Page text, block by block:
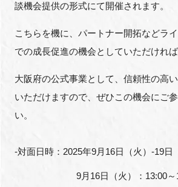
談機会提供の形式にて開催されます。
こちらを機に、パートナー開拓などラ
での成長促進の機会としていただければ
大阪府の公式事業として、信頼性の高
いただけますので、ぜひこの機会にご
い。
‐対面日時： 2025年9月 16日（火） ‐19日
9月 16日（火）： 13:00～